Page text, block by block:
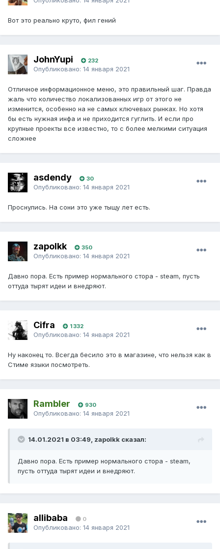
Вот это реально круто, фил гений
JohnYupi 232
Опубликовано: 14 января 2021
Отличное информационное меню, это правильный шаг. Правда
жаль что количество локализованных игр от этого не
изменится, особенно на не самых ключевых рынках. Но хотя
бы есть нужная инфа и не приходится гуглить. И если про
крупные проекты все известно, то с более мелкими ситуация
сложнее
asdendy 30
Опубликовано: 14 января 2021
Проснулись. На сони это уже тыщу лет есть.
zapolkk 350
Опубликовано: 14 января 2021
Давно пора. Есть пример нормального стора - steam, пусть
оттуда тырят идеи и внедряют.
Cifra 1 332
Опубликовано: 14 января 2021
Ну наконец то. Всегда бесило это в магазине, что нельзя как в
Стиме языки посмотреть.
Rambler 930
Опубликовано: 14 января 2021
14.01.2021 в 03:49, zapolkk сказал:
Давно пора. Есть пример нормального стора - steam,
пусть оттуда тырят идеи и внедряют.
allibaba 0
Опубликовано: 14 января 2021